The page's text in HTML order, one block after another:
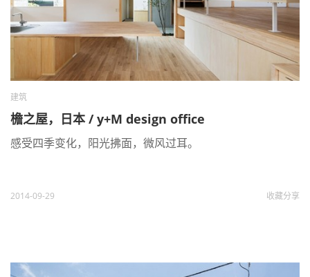
建筑
檐之屋，日本 / y+M design office
感受四季变化，阳光拂面，微风过耳。
2014-09-29 收藏分享